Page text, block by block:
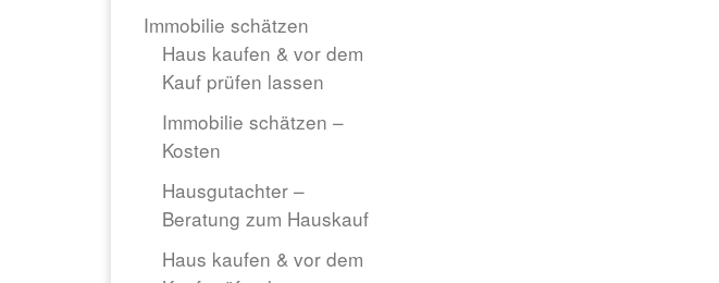
Immobilie schätzen
Haus kaufen & vor dem
Kauf prüfen lassen
Immobilie schätzen –
Kosten
Hausgutachter –
Beratung zum Hauskauf
Haus kaufen & vor dem